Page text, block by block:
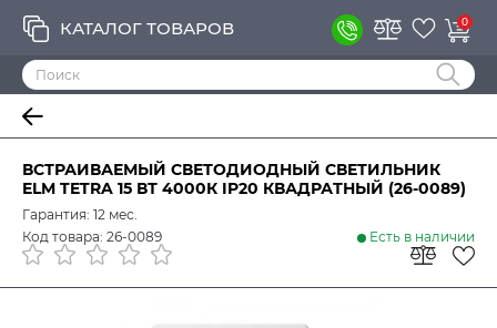
КАТАЛОГ ТОВАРОВ 0
ВСТРАИВАЕМЫЙ СВЕТОДИОДНЫЙ СВЕТИЛЬНИК
ELM TETRA 15 ВТ 4000К IP20 КВАДРАТНЫЙ (26-0089)
Гарантия: 12 мес.
Код товара: 26-0089
Есть в наличии